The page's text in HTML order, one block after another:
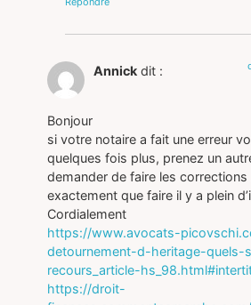
Annick dit :
Bonjour
si votre notaire a fait une erreur
quelques fois plus, prenez un
demander de faire les
exactement que faire il y a plein
Cordialement
https://www.avocats-
detournement-d-heritage-quels-
recours_article-
https://droit-